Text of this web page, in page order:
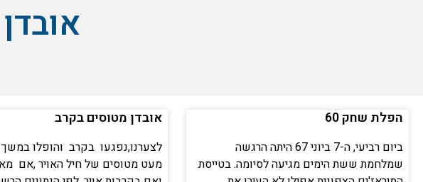
הפלת שחק 60
ביום רביעי, ה-7 ביוני 67 היתה הרגשה
שמלחמת ששת הימים מגיעה לסיומה. בטייסת
אובדן מטוסים בקרב
לצערנו,נפגעו בקרב והופלו
מעט מטוסים של חיל האויר ,אם
עמוד עמוד